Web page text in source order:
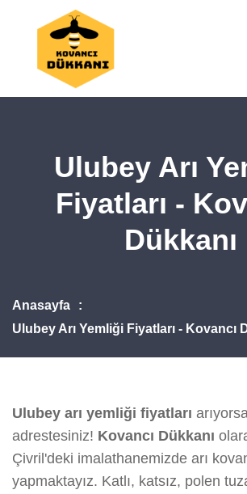
Ulubey Arı
Fiyatları -
Dükkanı
Anasayfa
Ulubey Arı Yemliği Fiyatları - Kovancı
Ulubey arı yemliği fiyatları
adrestesiniz! Kovancı Dükkanı
Çivril'deki imalathanemizde arı
yapmaktayız. Katlı, katsız, polen